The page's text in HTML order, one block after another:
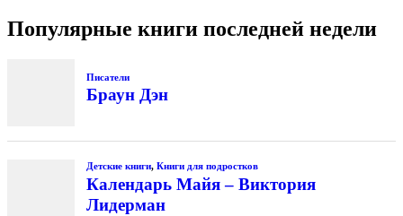
Популярные книги последней недели
Писатели
Браун Дэн
Детские книги, Книги для подростков
Календарь Майя – Виктория
Лидерман